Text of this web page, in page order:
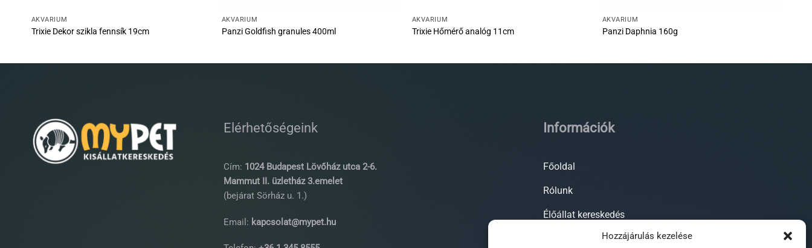
Hozzájárulás kezelése
AKVÁRIUM
Trixie Dekor szikla fennsík 19cm
AKVÁRIUM
Panzi Goldfish granules 400ml
AKVÁRIUM
Trixie Hőmérő analóg 11cm
AKVÁRIUM
Panzi Daphnia 160g
Elérhetőségeink
Cím: 1024 Budapest Lövőház utca 2-6.
Mammut II. üzletház 3.emelet
(bejárat Sörház u. 1.)
Email: kapcsolat@mypet.hu
Információk
Főoldal
Rólunk
Élőállat kereskedés
Forgalmazott termékeink